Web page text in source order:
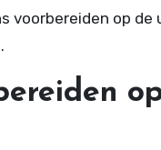
voorbereiden op de